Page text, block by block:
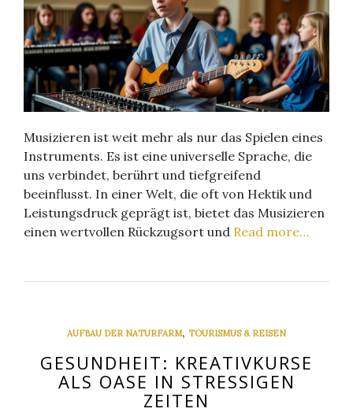
Musizieren ist weit mehr als nur das Spielen eines
Instruments. Es ist eine universelle Sprache, die
uns verbindet, berührt und tiefgreifend
beeinflusst. In einer Welt, die oft von Hektik und
Leistungsdruck geprägt ist, bietet das Musizieren
einen wertvollen Rückzugsort und Read more…
AUFBAU DER NATURFARM, TOURISMUS & REISEN
GESUNDHEIT: KREATIVKURSE
ALS OASE IN STRESSIGEN
ZEITEN